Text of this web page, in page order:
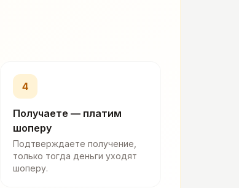
4
Получаете — платим
шоперу
Подтверждаете получение,
только тогда деньги уходят
шоперу.